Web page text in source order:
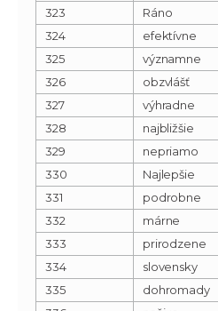
323
Ráno
324
efektívne
325
významne
326
obzvlášť
327
výhradne
328
najbližšie
329
nepriamo
330
Najlepšie
331
podrobne
332
márne
333
prirodzene
334
slovensky
335
dohromady